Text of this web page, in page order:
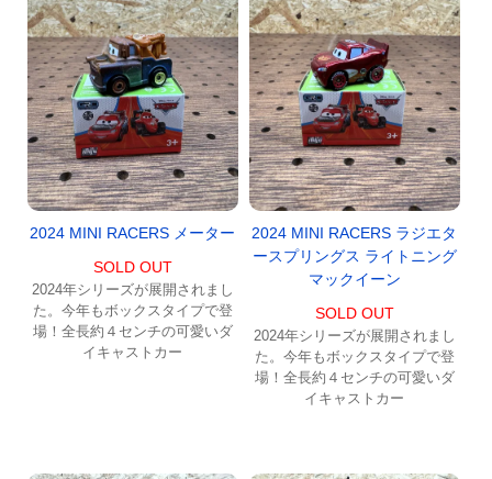
2024 MINI RACERS メーター
SOLD OUT
2024年シリーズが展開されまし
た。今年もボックスタイプで登
場！全長約４センチの可愛いダ
イキャストカー
2024 MINI RACERS ラジエタ
ースプリングス ライトニング
マックイーン
SOLD OUT
2024年シリーズが展開されまし
た。今年もボックスタイプで登
場！全長約４センチの可愛いダ
イキャストカー